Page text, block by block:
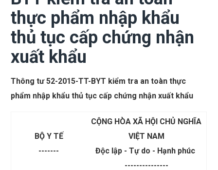
thực phẩm nhập khẩu
thủ tục cấp chứng nhận
xuất khẩu
Thông tư 52-2015-TT-BYT kiểm tra an toàn thực
phẩm nhập khẩu thủ tục cấp chứng nhận xuất khẩu
BỘ Y TẾ
-------
CỘNG HÒA XÃ HỘI CHỦ NGHĨA
VIỆT NAM
Độc lập - Tự do - Hạnh phúc
---------------